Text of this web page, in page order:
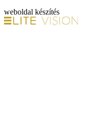
weboldal készítés